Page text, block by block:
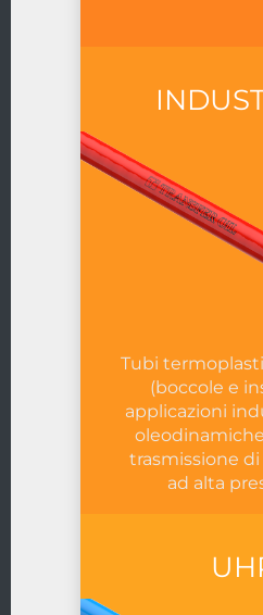
Tubi
(boccole e
applicazioni
trasmissione
ad alta